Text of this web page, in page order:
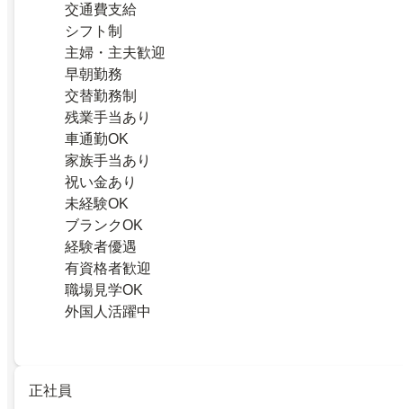
交通費支給
シフト制
主婦・主夫歓迎
早朝勤務
交替勤務制
残業手当あり
車通勤OK
家族手当あり
祝い金あり
未経験OK
ブランクOK
経験者優遇
有資格者歓迎
職場見学OK
外国人活躍中
正社員